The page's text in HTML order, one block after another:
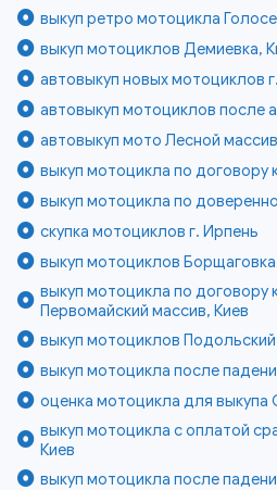
выкуп ретро мотоцикла
выкуп мотоциклов Демиевка,
автовыкуп новых мотоциклов
автовыкуп мотоциклов после
автовыкуп мото Лесной
выкуп мотоцикла по договору
выкуп мотоцикла по
скупка мотоциклов г. Ирпень
выкуп мотоциклов
выкуп мотоцикла по договору
Первомайский массив, Киев
выкуп мотоциклов
выкуп мотоцикла после
оценка мотоцикла для выкупа
выкуп мотоцикла с оплатой
Киев
выкуп мотоцикла после